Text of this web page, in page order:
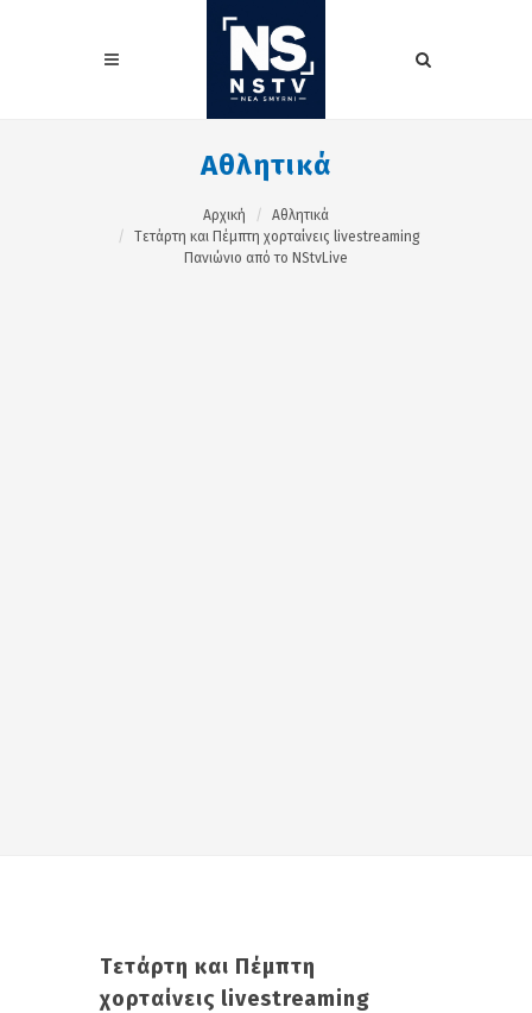
Αθλητικά
Αρχική
Αθλητικά
Tετάρτη και Πέμπτη χορταίνεις livestreaming
Πανιώνιο από το NStvLive
Tετάρτη και Πέμπτη
χορταίνεις livestreaming